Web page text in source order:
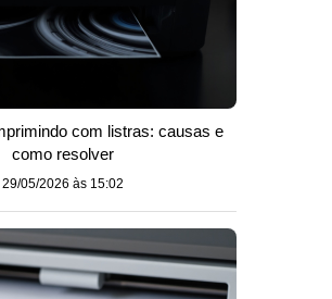
com listras: causas e
como resolver
29/05/2026 às 15:02